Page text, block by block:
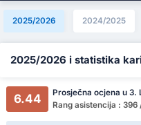
2025/2026 2024/2025
2025/2026 i statistika
6.44
Prosječna ocjena u 3.
Rang asistencija : 396